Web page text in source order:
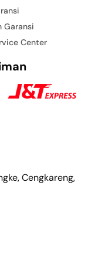
Garansi
Center
Cengkareng,